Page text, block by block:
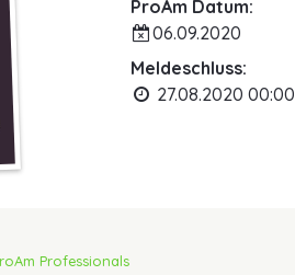
ProAm Datum:
06.09.2020
Meldeschluss:
27.08.2020
Professionals